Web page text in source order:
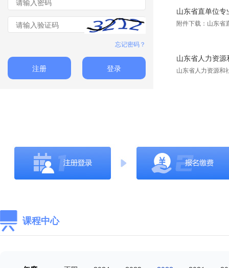
忘记密码？
注册 登录
山东省直单位
附件下载：山东省
山东省人力资
山东省人力资源和
课程中心